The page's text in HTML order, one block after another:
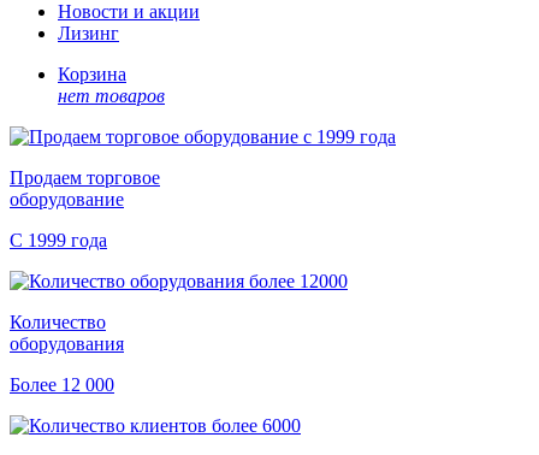
Новости и акции
Лизинг
Корзина
нет товаров
Продаем торговое
оборудование
С 1999 года
Количество
оборудования
Более 12 000